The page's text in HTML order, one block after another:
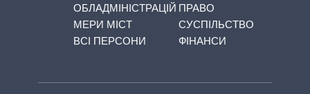
ОБЛАДМІНІСТРАЦІЙ
МЕРИ МІСТ
ВСІ ПЕРСОНИ
ПРАВО
СУСПІЛЬСТВО
ФІНАНСИ